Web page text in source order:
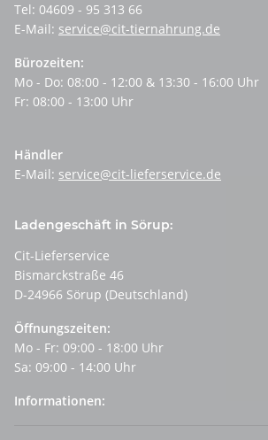
Tel: 04609 - 95 313 66
E-Mail: service@cit-tiernahrung.de
Bürozeiten:
Mo - Do: 08:00 - 12:00 & 13:30 - 16:00 Uhr
Fr: 08:00 - 13:00 Uhr
Händler
E-Mail: service@cit-lieferservice.de
Ladengeschäft in Sörup:
Cit-Lieferservice
Bismarckstraße 46
D-24966 Sörup (Deutschland)
Öffnungszeiten:
Mo - Fr: 09:00 - 18:00 Uhr
Sa: 09:00 - 14:00 Uhr
Informationen: